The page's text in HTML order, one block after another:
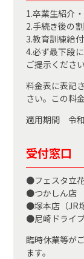
1.卒業生紹介
2.手続き後の
3.教育訓練給
4.必ず最下段
ご提示ください
料金表に表記
さい。この料
適用期間 令
受付窓口
●フェスタ立
●つかし
●塚本店（
●尼崎ドラ
臨時休業等が
ます。